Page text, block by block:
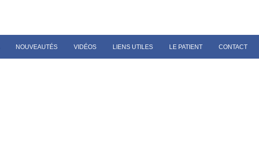
NOUVEAUTÉS VIDÉOS LIENS UTILES LE PATIENT CONTACT